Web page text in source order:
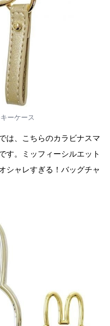
ーケース
は、こちらのカラビナスマ
す。ミッフィーシルエット
シャレすぎる！バッグチャ